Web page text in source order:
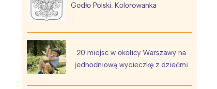
Godło Polski. Kolorowanka
20 miejsc w okolicy Warszawy na
jednodniową wycieczkę z dziećmi